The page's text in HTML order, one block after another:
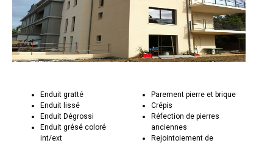
Enduit gratté
Enduit lissé
Enduit Dégrossi
Enduit grésé coloré
int/ext
Parement pierre et brique
Crépis
Réfection de pierres
anciennes
Rejointoiement de